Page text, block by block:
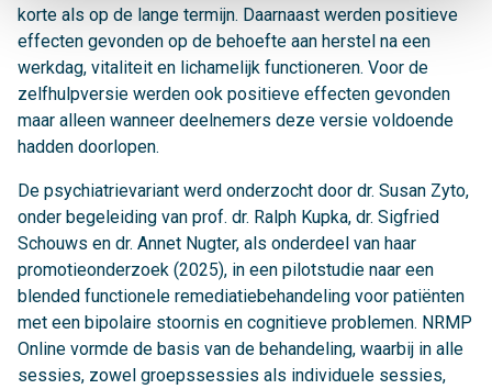
korte als op de lange termijn. Daarnaast werden positieve
effecten gevonden op de behoefte aan herstel na een
werkdag, vitaliteit en lichamelijk functioneren. Voor de
zelfhulpversie werden ook positieve effecten gevonden
maar alleen wanneer deelnemers deze versie voldoende
hadden doorlopen.
De psychiatrievariant werd onderzocht door dr. Susan Zyto,
onder begeleiding van prof. dr. Ralph Kupka, dr. Sigfried
Schouws en dr. Annet Nugter, als onderdeel van haar
promotieonderzoek (2025), in een pilotstudie naar een
blended functionele remediatiebehandeling voor patiënten
met een bipolaire stoornis en cognitieve problemen. NRMP
Online vormde de basis van de behandeling, waarbij in alle
sessies, zowel groepssessies als individuele sessies,